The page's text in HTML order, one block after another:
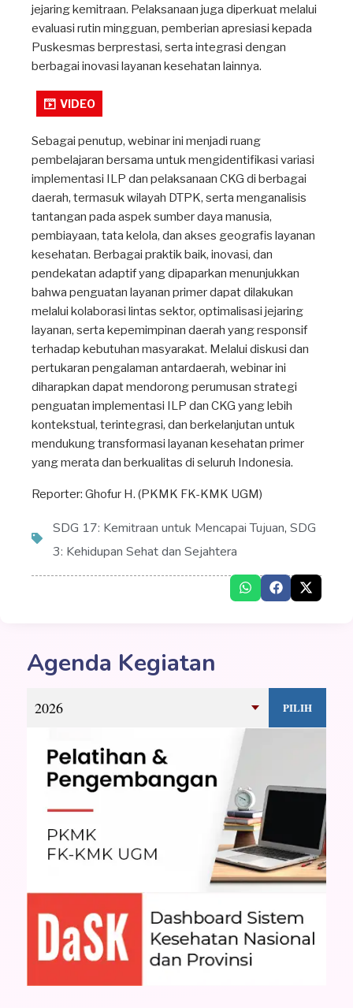
jejaring kemitraan. Pelaksanaan juga diperkuat melalui
evaluasi rutin mingguan, pemberian apresiasi kepada
Puskesmas berprestasi, serta integrasi dengan
berbagai inovasi layanan kesehatan lainnya.
VIDEO
Sebagai penutup, webinar ini menjadi ruang
pembelajaran bersama untuk mengidentifikasi variasi
implementasi ILP dan pelaksanaan CKG di berbagai
daerah, termasuk wilayah DTPK, serta menganalisis
tantangan pada aspek sumber daya manusia,
pembiayaan, tata kelola, dan akses geografis layanan
kesehatan. Berbagai praktik baik, inovasi, dan
pendekatan adaptif yang dipaparkan menunjukkan
bahwa penguatan layanan primer dapat dilakukan
melalui kolaborasi lintas sektor, optimalisasi jejaring
layanan, serta kepemimpinan daerah yang responsif
terhadap kebutuhan masyarakat. Melalui diskusi dan
pertukaran pengalaman antardaerah, webinar ini
diharapkan dapat mendorong perumusan strategi
penguatan implementasi ILP dan CKG yang lebih
kontekstual, terintegrasi, dan berkelanjutan untuk
mendukung transformasi layanan kesehatan primer
yang merata dan berkualitas di seluruh Indonesia.
Reporter: Ghofur H. (PKMK FK-KMK UGM)
SDG 17: Kemitraan untuk Mencapai Tujuan, SDG
3: Kehidupan Sehat dan Sejahtera
Agenda Kegiatan
PILIH